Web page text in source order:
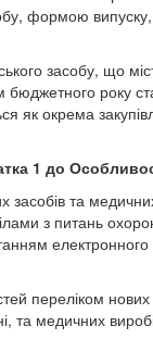
формою
засобу, що
року
як окрема
1 до
засобів та
з питань
нових
та медичних